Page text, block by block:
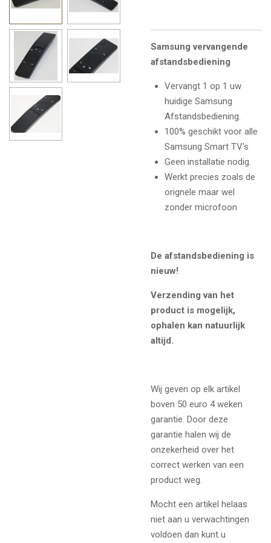
Samsung vervangende
afstandsbediening
Vervangt 1 op 1 uw
huidige Samsung
Afstandsbediening.
100% geschikt voor alle
Samsung Smart TV's
Geen installatie nodig.
Werkt precies zoals de
orignele maar wel
zonder microfoon
De afstandsbediening is
nieuw!
Verzending van het
product is mogelijk,
ophalen kan natuurlijk
altijd.
Wij geven op elk artikel
boven 50 euro 4 weken
garantie. Door deze
garantie halen wij de
onzekerheid over het
correct werken van een
product weg.
Mocht een artikel helaas
niet aan u verwachtingen
voldoen dan kunt u